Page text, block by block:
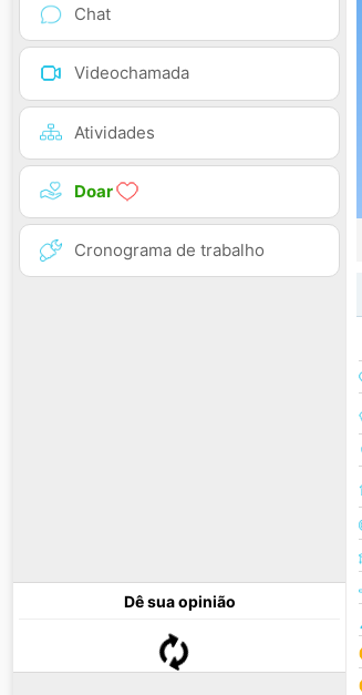
Chat
Videochamada
Atividades
Doar
Cronograma de trabalho
Dê sua opinião